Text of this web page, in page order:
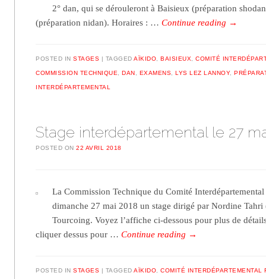
2° dan, qui se dérouleront à Baisieux (préparation
(préparation nidan). Horaires : …Continue reading →
POSTED INSTAGES TAGGEDAÏKIDO,BAISIEUX,COMITÉ
COMMISSION TECHNIQUE,DAN, EXAMENS,LYS LEZ LANNOY,
INTERDÉPARTEMENTAL
Stage interdépartemental le 27
POSTED ON22 AVRIL 2018
La Commission Technique du Comité
dimanche 27 mai 2018 un stage dirigé par Nordine Tahri
Tourcoing. Voyez l’affiche ci-dessous pour plus de
cliquer dessus pour …Continue reading →
POSTED INSTAGES TAGGEDAÏKIDO ,COMITÉ INTERDÉPARTEMENTAL